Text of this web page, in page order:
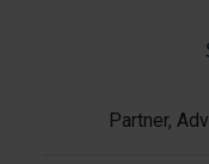
Partner,